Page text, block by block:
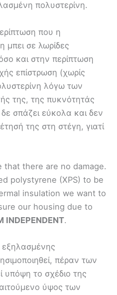
πολυστερίνη.
που η
μπει σε λωρίδες
και στην περίπτωση
επίστρωση (χωρίς
λόγω των
της, της πυκνότητάς
σπάζει εύκολα και δεν
της στη στέγη, γιατί
there are no damage.
polystyrene (XPS) to be
insulation we want to
our housing due to
INDEPENDENT.
εξηλασμένης
πέραν των
υπόψη το σχέδιο της
ύψος των